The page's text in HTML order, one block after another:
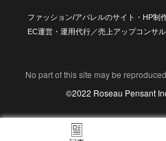
ファッション/アパレルのサイト・HP制
EC運営・運用代行／売上アップコンサ
No part of this site may be
©2022 Roseau Pensant